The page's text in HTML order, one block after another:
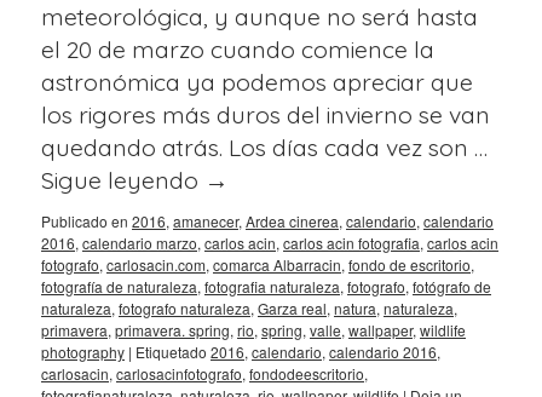
meteorológica, y aunque no será hasta
el 20 de marzo cuando comience la
astronómica ya podemos apreciar que
los rigores más duros del invierno se van
quedando atrás. Los días cada vez son …
Sigue leyendo →
Publicado en 2016, amanecer, Ardea cinerea, calendario, calendario
2016, calendario marzo, carlos acin, carlos acin fotografia, carlos acin
fotografo, carlosacin.com, comarca Albarracin, fondo de escritorio,
fotografía de naturaleza, fotografia naturaleza, fotografo, fotógrafo de
naturaleza, fotografo naturaleza, Garza real, natura, naturaleza,
primavera, primavera. spring, rio, spring, valle, wallpaper, wildlife
photography | Etiquetado 2016, calendario, calendario 2016,
carlosacin, carlosacinfotografo, fondodeescritorio,